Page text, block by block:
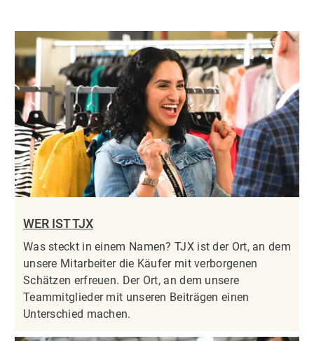
WER IST TJX
Was steckt in einem Namen? TJX ist der Ort, an dem
unsere Mitarbeiter die Käufer mit verborgenen
Schätzen erfreuen. Der Ort, an dem unsere
Teammitglieder mit unseren Beiträgen einen
Unterschied machen.